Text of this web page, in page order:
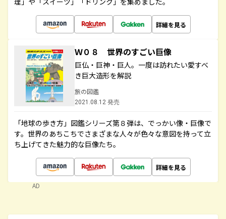
詳細を見る
Ｗ０８ 世界のすごい巨像
巨仏・巨神・巨人。一度は訪れたい愛すべ
き巨大造形を解説
旅の図鑑
2021.08.12 発売
「地球の歩き方」図鑑シリーズ第８弾は、でっかい像・巨像で
す。世界のあちこちでさまざまな人々が色々な意図を持って立
ち上げてきた魅力的な巨像たち。
詳細を見る
AD